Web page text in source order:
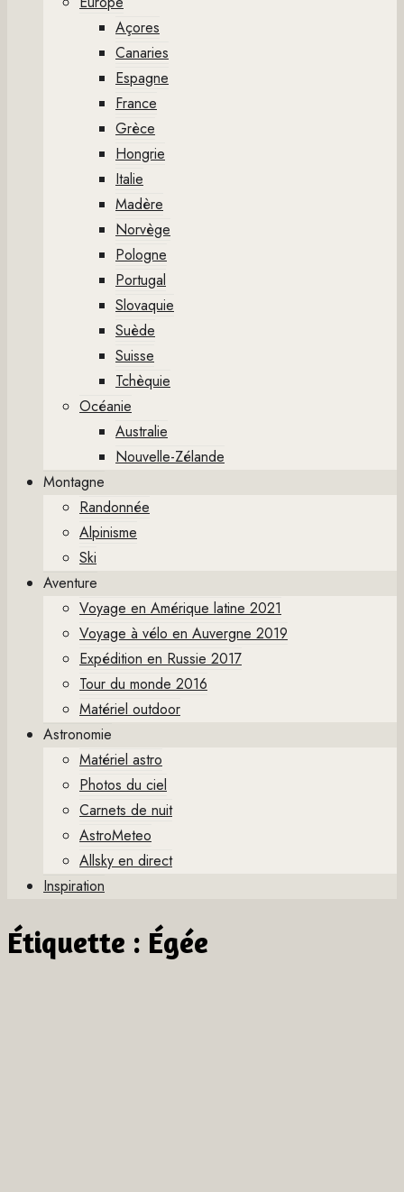
Açores
Canaries
Espagne
France
Grèce
Hongrie
Italie
Madère
Norvège
Pologne
Portugal
Slovaquie
Suède
Suisse
Tchèquie
Océanie
Australie
Nouvelle-Zélande
Montagne
Randonnée
Alpinisme
Ski
Aventure
Voyage en Amérique latine 2021
Voyage à vélo en Auvergne 2019
Expédition en Russie 2017
Tour du monde 2016
Matériel outdoor
Astronomie
Matériel astro
Photos du ciel
Carnets de nuit
AstroMeteo
Allsky en direct
Inspiration
Étiquette : Égée